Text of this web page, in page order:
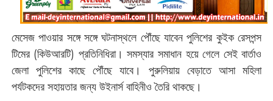
মেসেজ পাওয়ার সঙ্গে সঙ্গে ঘটনাস্থলে পৌঁছে যাবেন পুলিশের কুইক রেসপন্স
টিমের (‌কিউআরটি)‌ প্রতিনিধিরা। সমস্যার সমাধান হয়ে গেলে সেই বার্তাও
জেলা পুলিশের কাছে পৌঁছে যাবে। পুরুলিয়ায় বেড়াতে আসা মহিলা
পর্যটকদের সহায়তার জন্য উইনার্স বাহিনীও তৈরি থাকছে।